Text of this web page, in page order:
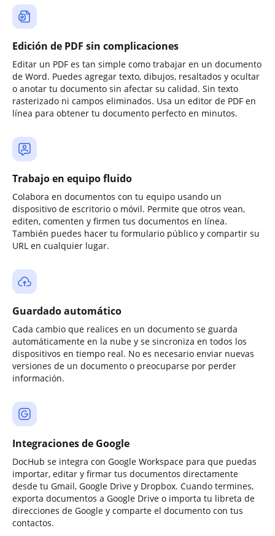
Edición de PDF sin complicaciones
Editar un PDF es tan simple como trabajar en un documento
de Word. Puedes agregar texto, dibujos, resaltados y ocultar
o anotar tu documento sin afectar su calidad. Sin texto
rasterizado ni campos eliminados. Usa un editor de PDF en
línea para obtener tu documento perfecto en minutos.
Trabajo en equipo fluido
Colabora en documentos con tu equipo usando un
dispositivo de escritorio o móvil. Permite que otros vean,
editen, comenten y firmen tus documentos en línea.
También puedes hacer tu formulario público y compartir su
URL en cualquier lugar.
Guardado automático
Cada cambio que realices en un documento se guarda
automáticamente en la nube y se sincroniza en todos los
dispositivos en tiempo real. No es necesario enviar nuevas
versiones de un documento o preocuparse por perder
información.
Integraciones de Google
DocHub se integra con Google Workspace para que puedas
importar, editar y firmar tus documentos directamente
desde tu Gmail, Google Drive y Dropbox. Cuando termines,
exporta documentos a Google Drive o importa tu libreta de
direcciones de Google y comparte el documento con tus
contactos.